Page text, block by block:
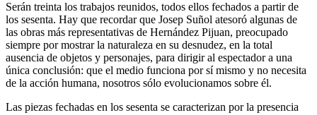
Serán treinta los trabajos reunidos, todos ellos fechados a partir de
los sesenta. Hay que recordar que Josep Suñol atesoró algunas de
las obras más representativas de Hernández Pijuan, preocupado
siempre por mostrar la naturaleza en su desnudez, en la total
ausencia de objetos y personajes, para dirigir al espectador a una
única conclusión: que el medio funciona por sí mismo y no necesita
de la acción humana, nosotros sólo evolucionamos sobre él.
Las piezas fechadas en los sesenta se caracterizan por la presencia